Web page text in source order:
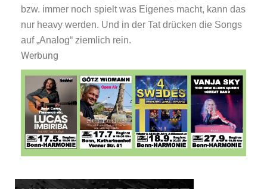
bzw. immer noch spielt was Eigenes macht, kann das
nur heavy werden. Und in der Tat drücken die Songs
auf „Analog“ ziemlich rein.
Werbung